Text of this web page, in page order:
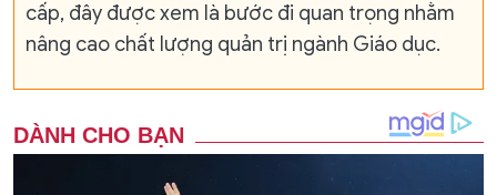
cấp, đây được xem là bước đi quan trọng nhằm
nâng cao chất lượng quản trị ngành Giáo dục.